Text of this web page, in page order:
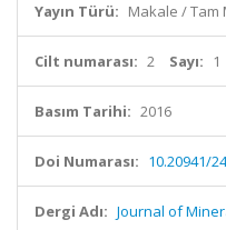
Yayın Türü: Makale / Tam
Cilt numarası: 2 Sayı: 1
Basım Tarihi: 2016
Doi Numarası: 10.20941/
Dergi Adı: Journal of